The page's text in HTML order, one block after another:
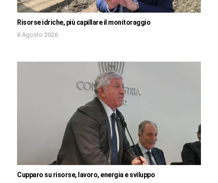
Risorse idriche, più capillare il monitoraggio
8 Agosto 2026
Cupparo su risorse, lavoro, energia e sviluppo